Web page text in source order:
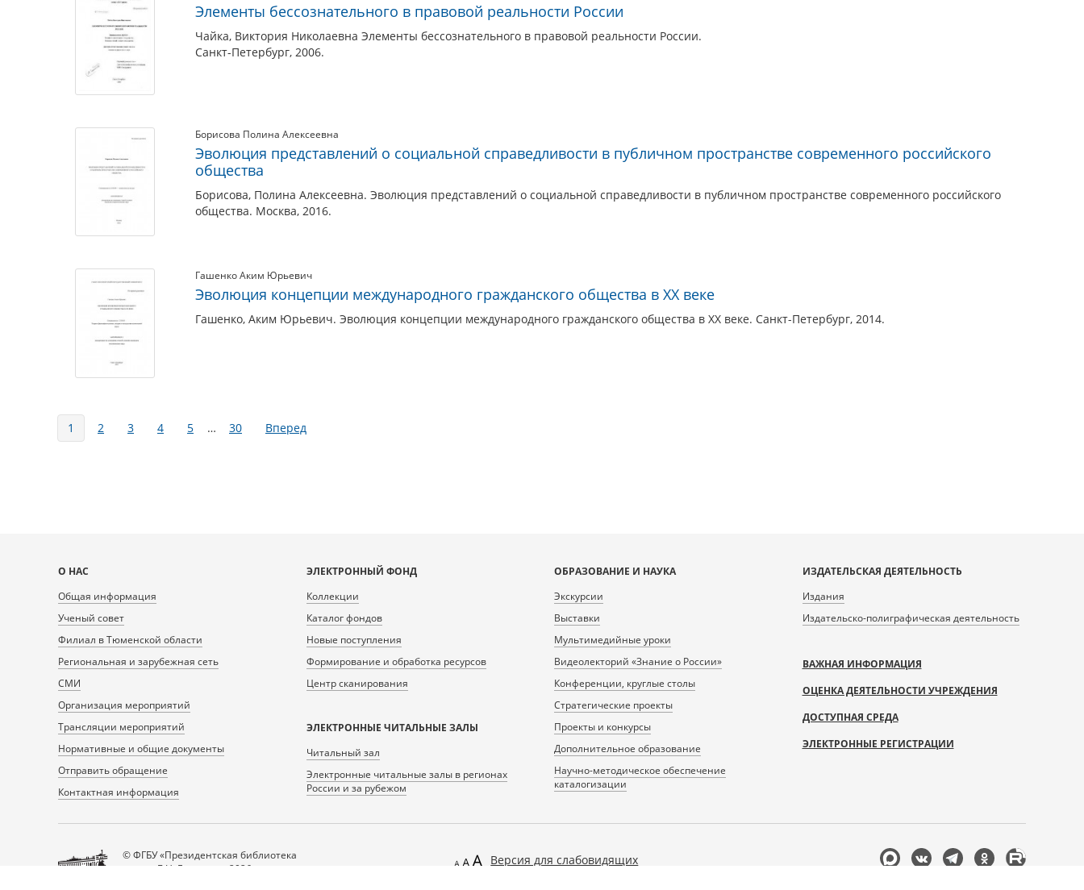
Элементы бессознательного в правовой реальности России
Чайка, Виктория Николаевна Элементы бессознательного в правовой реальности России.
Санкт-Петербург, 2006.
Борисова Полина Алексеевна
Эволюция представлений о социальной справедливости в публичном пространстве современного российского
общества
Борисова, Полина Алексеевна. Эволюция представлений о социальной справедливости в публичном пространстве современного российского
общества. Москва, 2016.
Гашенко Аким Юрьевич
Эволюция концепции международного гражданского общества в XX веке
Гашенко, Аким Юрьевич. Эволюция концепции международного гражданского общества в XX веке. Санкт-Петербург, 2014.
Страницы
1 2 3 4 5 … 30 Вперед
Карта
сайта
О НАС
Общая информация
Ученый совет
Филиал в Тюменской области
Региональная и зарубежная сеть
СМИ
Организация мероприятий
Трансляции мероприятий
Нормативные и общие документы
Отправить обращение
Контактная информация
ЭЛЕКТРОННЫЙ ФОНД
Коллекции
Каталог фондов
Новые поступления
Формирование и обработка ресурсов
Центр сканирования
ЭЛЕКТРОННЫЕ ЧИТАЛЬНЫЕ ЗАЛЫ
Читальный зал
Электронные читальные залы в регионах
России и за рубежом
ОБРАЗОВАНИЕ И НАУКА
Экскурсии
Выставки
Мультимедийные уроки
Видеолекторий «Знание о России»
Конференции, круглые столы
Стратегические проекты
Проекты и конкурсы
Дополнительное образование
Научно-методическое обеспечение
каталогизации
ИЗДАТЕЛЬСКАЯ ДЕЯТЕЛЬНОСТЬ
Издания
Издательско-полиграфическая деятельность
ВАЖНАЯ ИНФОРМАЦИЯ
ОЦЕНКА ДЕЯТЕЛЬНОСТИ УЧРЕЖДЕНИЯ
ДОСТУПНАЯ СРЕДА
ЭЛЕКТРОННЫЕ РЕГИСТРАЦИИ
© ФГБУ «Президентская библиотека
имени Б.Н. Ельцина», 2026
Версия для слабовидящих